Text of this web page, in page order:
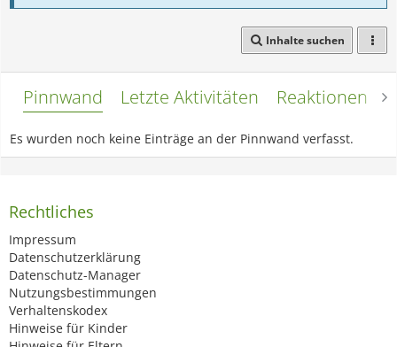
Inhalte suchen
Pinnwand Letzte Aktivitäten Reaktionen
Es wurden noch keine Einträge an der Pinnwand verfasst.
Rechtliches
Impressum
Datenschutzerklärung
Datenschutz-Manager
Nutzungsbestimmungen
Verhaltenskodex
Hinweise für Kinder